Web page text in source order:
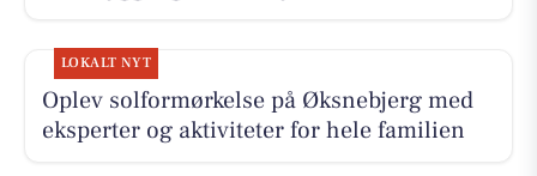
LOKALT NYT
Oplev solformørkelse på Øksnebjerg med
eksperter og aktiviteter for hele familien